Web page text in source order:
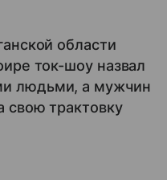
области
ток-шоу назвал
людьми, а мужчин
свою трактовку